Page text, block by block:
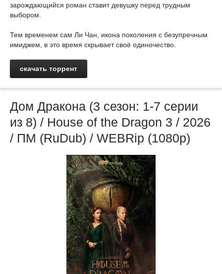
зарождающийся роман ставит девушку перед трудным
выбором.
Тем временем сам Ли Чан, икона поколения с безупречным
имиджем, в это время скрывает своё одиночество.
скачать торрент
Дом Дракона (3 сезон: 1-7 серии
из 8) / House of the Dragon 3 / 2026
/ ПМ (RuDub) / WEBRip (1080р)